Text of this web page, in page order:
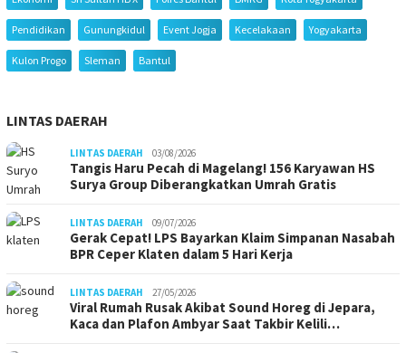
Pendidikan Gunungkidul Event Jogja Kecelakaan Yogyakarta
Kulon Progo Sleman Bantul
LINTAS DAERAH
LINTAS DAERAH 03/08/2026
Tangis Haru Pecah di Magelang! 156 Karyawan HS
Surya Group Diberangkatkan Umrah Gratis
LINTAS DAERAH 09/07/2026
Gerak Cepat! LPS Bayarkan Klaim Simpanan Nasabah
BPR Ceper Klaten dalam 5 Hari Kerja
LINTAS DAERAH 27/05/2026
Viral Rumah Rusak Akibat Sound Horeg di Jepara,
Kaca dan Plafon Ambyar Saat Takbir Kelili…